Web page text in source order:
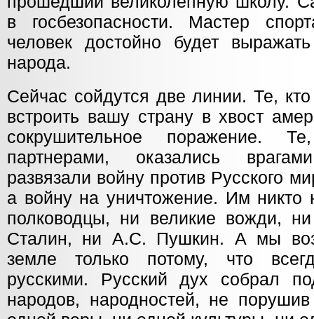
в госбезопасности. Мастер
человек достойно будет
народа.
Сейчас сойдутся две линии. Те,
встроить вашу страну в хвост
сокрушительное поражение.
партнерами, оказались
развязали войну против Русского
а войну на уничтожение. Им никто
полководцы, ни великие вожди,
Сталин, ни А.С. Пушкин. А мы
земле только потому, что
русскими. Русский дух собрал
народов, народностей, не